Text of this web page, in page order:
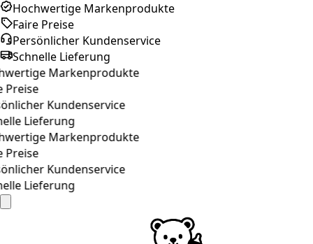
Hochwertige Markenprodukte
Faire Preise
Persönlicher Kundenservice
Schnelle Lieferung
Markenprodukte
Kundenservice
Lieferung
Markenprodukte
Kundenservice
Lieferung